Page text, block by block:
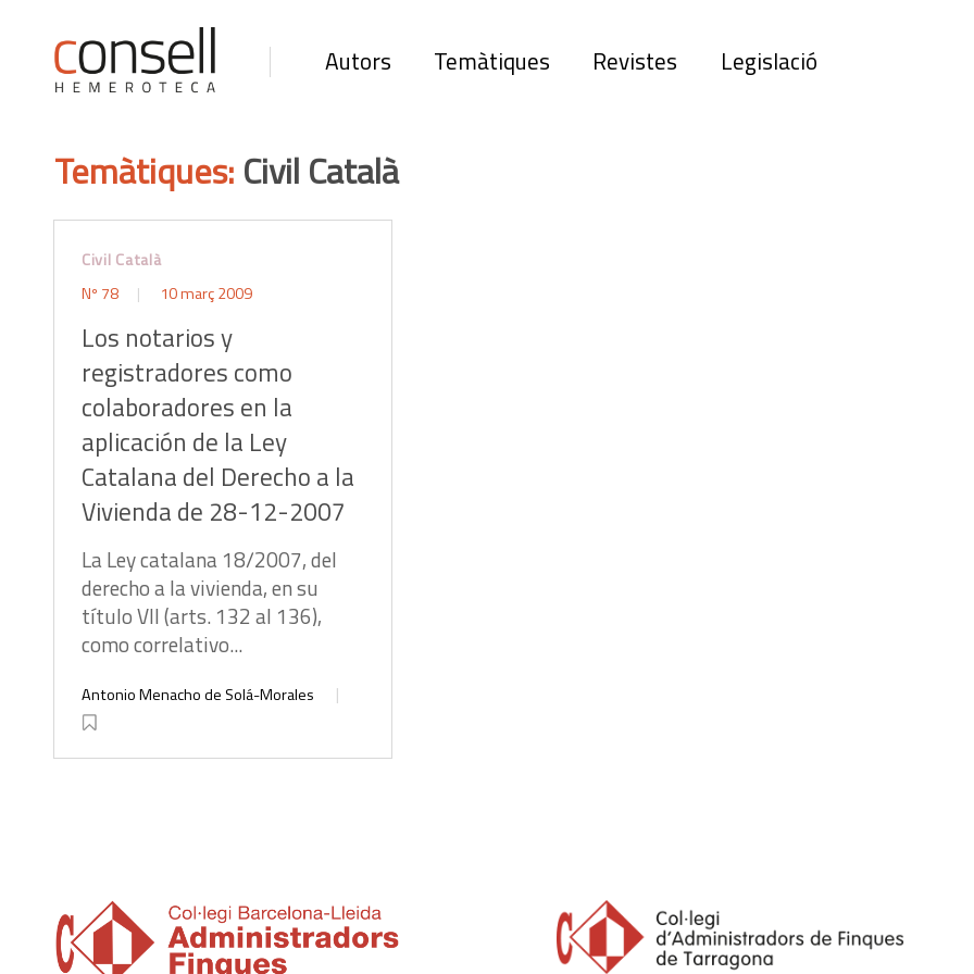
Autors Temàtiques Revistes Legislació
Temàtiques: Civil Català
Civil Català
Nº 78
10 març 2009
Los notarios y
registradores como
colaboradores en la
aplicación de la Ley
Catalana del Derecho a la
Vivienda de 28-12-2007
La Ley catalana 18/2007, del
derecho a la vivienda, en su
título VII (arts. 132 al 136),
como correlativo...
Antonio Menacho de Solá-Morales